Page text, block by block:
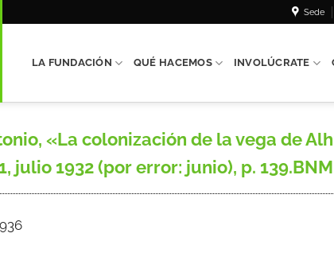
Sede
LA FUNDACIÓN QUÉ HACEMOS INVOLÚCRATE
«La colonización de la vega de
julio 1932 (por error: junio), p.